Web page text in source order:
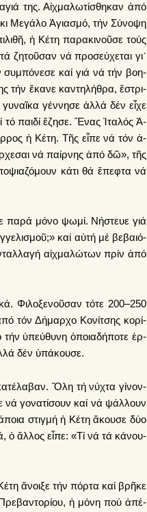
της. Αἰχ­μα­λω­τί­σθη­καν ἀπό
Με­γά­λο Ἁ­για­σμό, τήν Σύ­νο­ψη
ἡ Κέ­τη πα­ρα­κι­νοῦ­σε τούς
ζη­τοῦ­σαν νά προ­σεύ­χε­ται γι᾿
συμ­πό­νε­σε καί γιά νά τήν βο­η­
τήν ἔ­κα­νε κα­ντη­λή­θρα, ἔ­στρι­
γέν­νη­σε ἀλ­λά δέν εἶ­χε
παι­δί ἔ­ζη­σε. Ἕ­νας Ἰ­τα­λός Ἀ­
ἡ Κέ­τη. Τῆς εἶ­πε νά τόν ἀ­
νά παίρ­νης ἀ­πό δῶ», τῆς
κά­τι θά ἔ­πε­φτα νά
πα­ρά μό­νο ψω­μί. Νή­στευ­ε γιά
καί αὐ­τή μέ βε­βαι­ό­
αἰχ­μα­λώ­των πρίν ἀπό
Φι­λο­ξε­νοῦ­σαν τό­τε 200–250
τόν Δή­μαρ­χο Κο­νί­τσης κο­ρί­
τήν ὑ­πεύ­θυ­νη ὁ­ποι­α­δή­πο­τε ἐρ­
δέν ὑ­πά­κου­σε.
Ὅ­λη τή νύ­χτα γί­νον­
νά γο­να­τί­σουν καί νά ψάλ­λουν
στιγ­μή ἡ Κέ­τη ἄ­κου­σε δύ­ο
ὁ ἄλ­λος εἶ­πε: «Τί νά τά κά­νου­
ἄ­νοι­ξε τήν πόρ­τα καί βρῆ­κε
ἡ μό­νη πού ἀπέ­